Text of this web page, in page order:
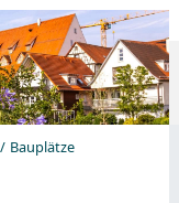
Bauplätze